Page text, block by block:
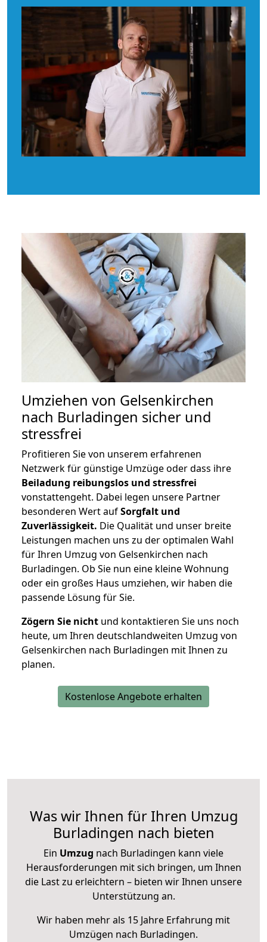
Umziehen von Gelsenkirchen
nach Burladingen sicher und
stressfrei
Profitieren Sie von unserem erfahrenen
Netzwerk für günstige Umzüge oder dass ihre
Beiladung reibungslos und stressfrei
vonstattengeht. Dabei legen unsere Partner
besonderen Wert aufSorgfalt und
Zuverlässigkeit. Die Qualität und unser breite
Leistungen machen uns zu der optimalen Wahl
für Ihren Umzug von Gelsenkirchen nach
Burladingen. Ob Sie nun eine kleine Wohnung
oder ein großes Haus umziehen, wir haben die
passende Lösung für Sie.
Zögern Sie nicht und kontaktieren Sie uns noch
heute, um Ihren deutschlandweiten Umzug von
Gelsenkirchen nach Burladingen mit Ihnen zu
planen.
Kostenlose Angebote erhalten
Was wir Ihnen für Ihren Umzug
Burladingen nach bieten
Ein Umzug nach Burladingen kann viele
Herausforderungen mit sich bringen, um Ihnen
die Last zu erleichtern – bieten wir Ihnen unsere
Unterstützung an.
Wir haben mehr als 15 Jahre Erfahrung mit
Umzügen nach Burladingen.